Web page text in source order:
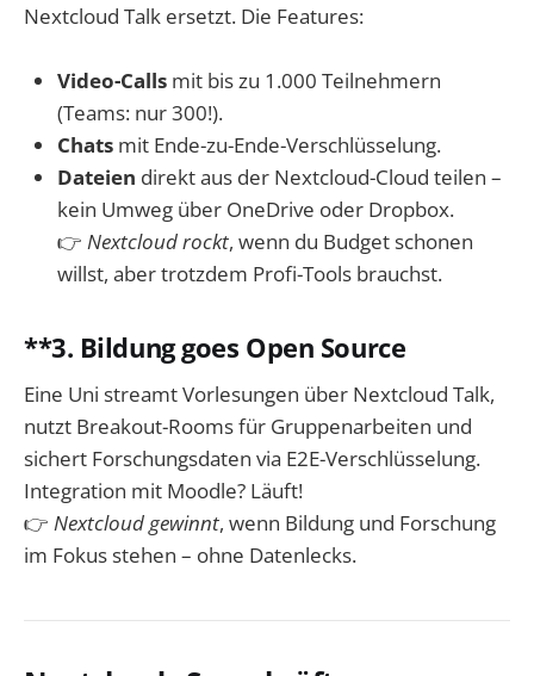
Nextcloud Talk ersetzt. Die Features:
Video-Calls mit bis zu 1.000 Teilnehmern
(Teams: nur 300!).
Chats mit Ende-zu-Ende-Verschlüsselung.
Dateien direkt aus der Nextcloud-Cloud teilen –
kein Umweg über OneDrive oder Dropbox.
👉 Nextcloud rockt, wenn du Budget schonen
willst, aber trotzdem Profi-Tools brauchst.
**3. Bildung goes Open Source
Eine Uni streamt Vorlesungen über Nextcloud Talk,
nutzt Breakout-Rooms für Gruppenarbeiten und
sichert Forschungsdaten via E2E-Verschlüsselung.
Integration mit Moodle? Läuft!
👉 Nextcloud gewinnt, wenn Bildung und Forschung
im Fokus stehen – ohne Datenlecks.